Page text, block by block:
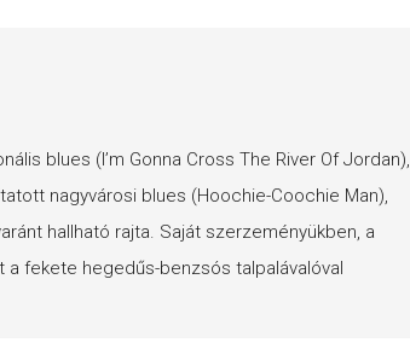
blues (I’m Gonna Cross The River Of Jordan),
nagyvárosi blues (Hoochie-Coochie Man),
hallható rajta. Saját szerzeményükben, a
fekete hegedűs-benzsós talpalávalóval